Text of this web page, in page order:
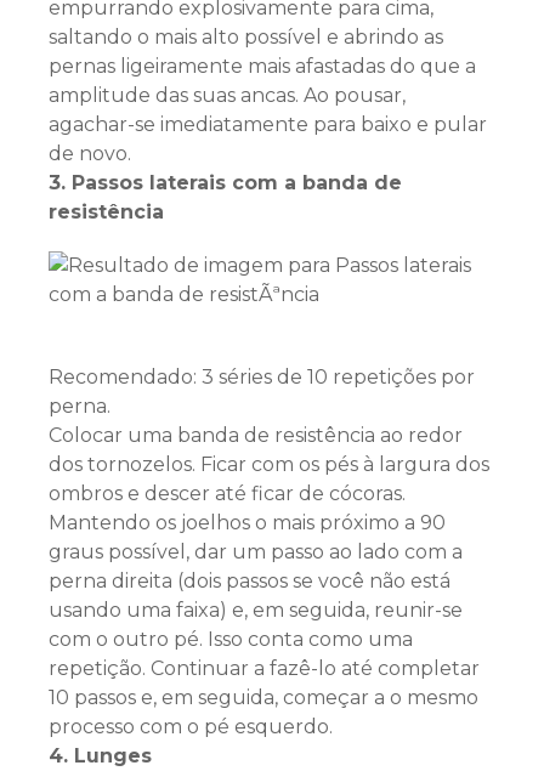
empurrando explosivamente para cima,
saltando o mais alto possível e abrindo as
pernas ligeiramente mais afastadas do que a
amplitude das suas ancas. Ao pousar,
agachar-se imediatamente para baixo e pular
de novo.
3. Passos laterais com a banda de
resistência
Recomendado: 3 séries de 10 repetições por
perna.
Colocar uma banda de resistência ao redor
dos tornozelos. Ficar com os pés à largura dos
ombros e descer até ficar de cócoras.
Mantendo os joelhos o mais próximo a 90
graus possível, dar um passo ao lado com a
perna direita (dois passos se você não está
usando uma faixa) e, em seguida, reunir-se
com o outro pé. Isso conta como uma
repetição. Continuar a fazê-lo até completar
10 passos e, em seguida, começar a o mesmo
processo com o pé esquerdo.
4. Lunges